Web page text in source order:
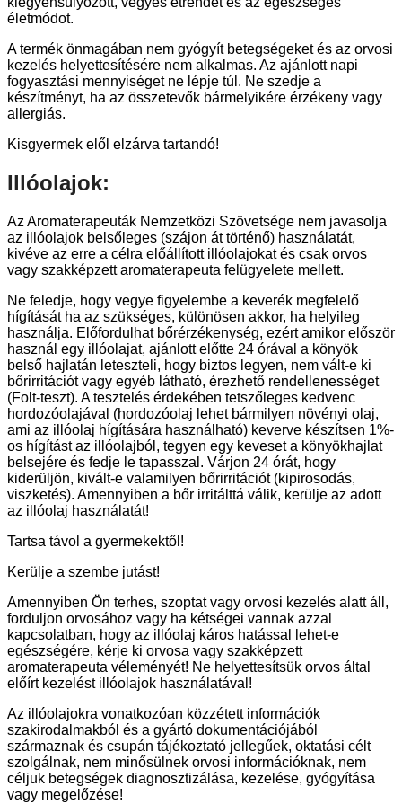
életmódot.
A termék önmagában nem gyógyít betegségeket és az orvosi
kezelés helyettesítésére nem alkalmas. Az ajánlott napi
fogyasztási mennyiséget ne lépje túl. Ne szedje a
készítményt, ha az összetevők bármelyikére érzékeny vagy
allergiás.
Kisgyermek elől elzárva tartandó!
Illóolajok:
Az Aromaterapeuták Nemzetközi Szövetsége nem javasolja
az illóolajok belsőleges (szájon át történő) használatát,
kivéve az erre a célra előállított illóolajokat és csak orvos
vagy szakképzett aromaterapeuta felügyelete mellett.
Ne feledje, hogy vegye figyelembe a keverék megfelelő
hígítását ha az szükséges, különösen akkor, ha helyileg
használja. Előfordulhat bőrérzékenység, ezért amikor először
használ egy illóolajat, ajánlott előtte 24 órával a könyök
belső hajlatán leteszteli, hogy biztos legyen, nem vált-e ki
bőrirritációt vagy egyéb látható, érezhető rendellenességet
(Folt-teszt). A tesztelés érdekében tetszőleges kedvenc
hordozóolajával (hordozóolaj lehet bármilyen növényi olaj,
ami az illóolaj hígítására használható) keverve készítsen 1%-
os hígítást az illóolajból, tegyen egy keveset a könyökhajlat
belsejére és fedje le tapasszal. Várjon 24 órát, hogy
kiderüljön, kivált-e valamilyen bőrirritációt (kipirosodás,
viszketés). Amennyiben a bőr irritálttá válik, kerülje az adott
az illóolaj használatát!
Tartsa távol a gyermekektől!
Kerülje a szembe jutást!
Amennyiben Ön terhes, szoptat vagy orvosi kezelés alatt áll,
forduljon orvosához vagy ha kétségei vannak azzal
kapcsolatban, hogy az illóolaj káros hatással lehet-e
egészségére, kérje ki orvosa vagy szakképzett
aromaterapeuta véleményét! Ne helyettesítsük orvos által
előírt kezelést illóolajok használatával!
Az illóolajokra vonatkozóan közzétett információk
szakirodalmakból és a gyártó dokumentációjából
származnak és csupán tájékoztató jellegűek, oktatási célt
szolgálnak, nem minősülnek orvosi információknak, nem
céljuk betegségek diagnosztizálása, kezelése, gyógyítása
vagy megelőzése!